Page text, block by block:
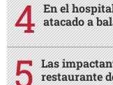
En el
atacado a
Las
restaurante